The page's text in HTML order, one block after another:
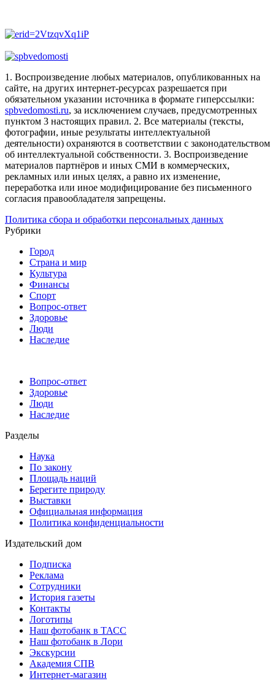
1. Воспроизведение любых материалов, опубликованных на
сайте, на других интернет-ресурсах разрешается при
обязательном указании источника в формате гиперссылки:
spbvedomosti.ru, за исключением случаев, предусмотренных
пунктом 3 настоящих правил. 2. Все материалы (тексты,
фотографии, иные результаты интеллектуальной
деятельности) охраняются в соответствии с законодательством
об интеллектуальной собственности. 3. Воспроизведение
материалов партнёров и иных СМИ в коммерческих,
рекламных или иных целях, а равно их изменение,
переработка или иное модифицирование без письменного
согласия правообладателя запрещены.
Политика сбора и обработки персональных данных
Рубрики
Город
Страна и мир
Культура
Финансы
Спорт
Вопрос-ответ
Здоровье
Люди
Наследие
Вопрос-ответ
Здоровье
Люди
Наследие
Разделы
Наука
По закону
Площадь наций
Берегите природу
Выставки
Официальная информация
Политика конфиденциальности
Издательский дом
Подписка
Реклама
Сотрудники
История газеты
Контакты
Логотипы
Наш фотобанк в ТАСС
Наш фотобанк в Лори
Экскурсии
Академия СПВ
Интернет-магазин